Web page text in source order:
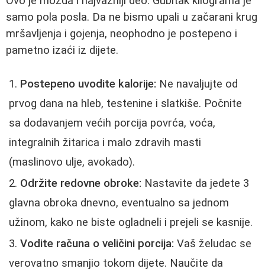
samo pola posla. Da ne bismo upali u začarani krug
mršavljenja i gojenja, neophodno je postepeno i
pametno izaći iz dijete.
Postepeno uvodite kalorije: Ne navaljujte od
prvog dana na hleb, testenine i slatkiše. Počnite
sa dodavanjem većih porcija povrća, voća,
integralnih žitarica i malo zdravih masti
(maslinovo ulje, avokado).
Održite redovne obroke: Nastavite da jedete 3
glavna obroka dnevno, eventualno sa jednom
užinom, kako ne biste ogladneli i prejeli se kasnije.
Vodite računa o veličini porcija: Vaš želudac se
verovatno smanjio tokom dijete. Naučite da